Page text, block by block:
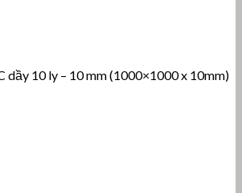
dầy 10 ly – 10 mm (1000×1000 x 10mm)